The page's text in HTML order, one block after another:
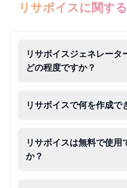
リサボイスに関す
リサボイスジェネレータ
どの程度ですか？
リサボイスで何を作成で
リサボイスは無料で使用
か？